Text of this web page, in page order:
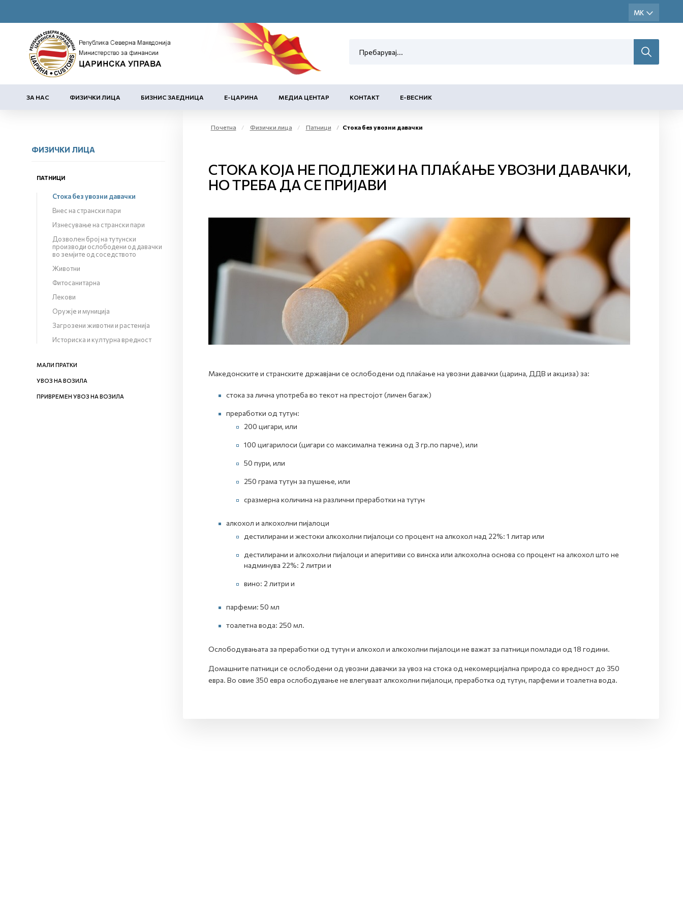
ЗА НАС ФИЗИЧКИ ЛИЦА БИЗНИС ЗАЕДНИЦА Е-ЦАРИНА МЕДИА ЦЕНТАР КОНТАКТ Е-ВЕСНИК
ФИЗИЧКИ ЛИЦА
ПАТНИЦИ
Стока без увозни давачки
Внес на странски пари
Изнесување на странски пари
Дозволен број на тутунски
производи ослободени од давачки
во земјите од соседството
Животни
Фитосанитарна
Лекови
Оружје и муниција
Загрозени животни и растенија
Историска и културна вредност
МАЛИ ПРАТКИ
УВОЗ НА ВОЗИЛА
ПРИВРЕМЕН УВОЗ НА ВОЗИЛА
Почетна Физички лица Патници Стока без увозни давачки
СТОКА КОЈА НЕ ПОДЛЕЖИ НА ПЛАЌАЊЕ УВОЗНИ ДАВАЧКИ,
НО ТРЕБА ДА СЕ ПРИЈАВИ
Mакедонските и странските државјани се ослободени од плаќање на увозни давачки (царина, ДДВ и акциза) за:
стока за лична употреба во текот на престојот (личен багаж)
преработки од тутун:
200 цигари, или
100 цигарилоси (цигари со максимална тежина од 3 гр.по парче), или
50 пури, или
250 грама тутун за пушење, или
сразмерна количина на различни преработки на тутун
алкохол и алкохолни пијалоци
дестилирани и жестоки алкохолни пијалоци со процент на алкохол над 22%: 1 литар или
дестилирани и алкохолни пијалоци и аперитиви со винска или алкохолна основа со процент на алкохол што не
надминува 22%: 2 литри и
вино: 2 литри и
парфеми: 50 мл
тоалетна вода: 250 мл.
Ослободувањата за преработки од тутун и алкохол и алкохолни пијалоци не важат за патници помлади од 18 години.
Домашните патници се ослободени од увозни давачки за увоз на стока од некомерцијална природа со вредност до 350
евра. Во овие 350 евра ослободување не влегуваат алкохолни пијалоци, преработка од тутун, парфеми и тоалетна вода.